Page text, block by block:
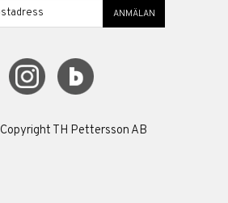
ANMÄLAN
Copyright TH Pettersson AB